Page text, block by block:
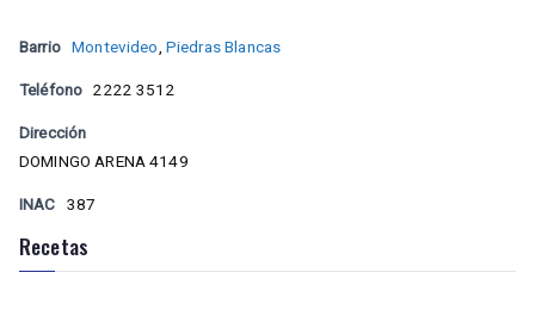
Barrio Montevideo, Piedras Blancas
Teléfono 2222 3512
Dirección
DOMINGO ARENA 4149
INAC 387
Recetas